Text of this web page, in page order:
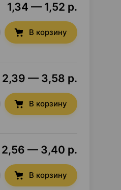
1,34 — 1,52 р.
В корзину
2,39 — 3,58 р.
В корзину
2,56 — 3,40 р.
В корзину